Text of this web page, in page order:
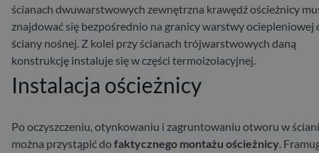
ścianach dwuwarstwowych zewnętrzna krawędź ościeżnicy
znajdować się bezpośrednio na granicy warstwy ociepleniowej
ściany nośnej. Z kolei przy ścianach trójwarstwowych daną
konstrukcję instaluje się w części termoizolacyjnej.
Instalacja ościeżnicy
Po oczyszczeniu, otynkowaniu i zagruntowaniu otworu w
można przystąpić dofaktycznego montażu ościeżnicy.